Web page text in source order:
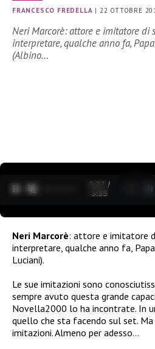
FRANCESCO FREDELLA | 22 OTTOBRE
Neri Marcorè: attore e imitatore di
interpretare, qualche anno fa,
(Albino…
0:28 /
3:35
Neri Marcorè: attore e imitatore
interpretare, qualche anno fa,
Luciani).
Le sue imitazioni sono
sempre avuto questa grande
Novella2000 lo ha incontrate. In
quello che sta facendo sul set.
imitazioni. Almeno per adesso…